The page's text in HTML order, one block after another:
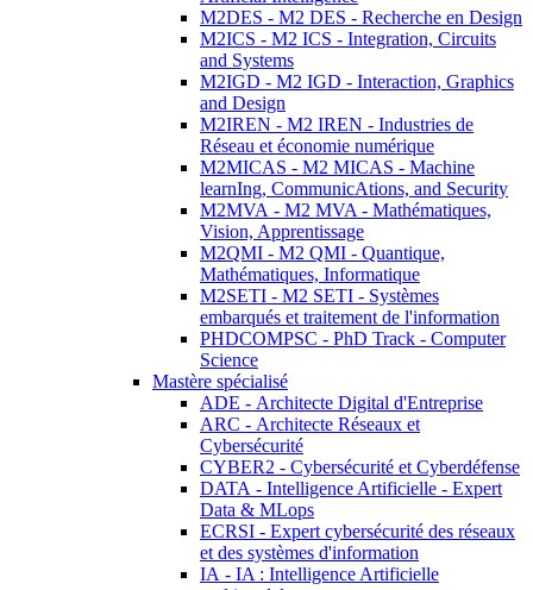
M2DES - M2 DES - Recherche en Design
M2ICS - M2 ICS - Integration, Circuits
and Systems
M2IGD - M2 IGD - Interaction, Graphics
and Design
M2IREN - M2 IREN - Industries de
Réseau et économie numérique
M2MICAS - M2 MICAS - Machine
learnIng, CommunicAtions, and Security
M2MVA - M2 MVA - Mathématiques,
Vision, Apprentissage
M2QMI - M2 QMI - Quantique,
Mathématiques, Informatique
M2SETI - M2 SETI - Systèmes
embarqués et traitement de l'information
PHDCOMPSC - PhD Track - Computer
Science
Mastère spécialisé
ADE - Architecte Digital d'Entreprise
ARC - Architecte Réseaux et
Cybersécurité
CYBER2 - Cybersécurité et Cyberdéfense
DATA - Intelligence Artificielle - Expert
Data & MLops
ECRSI - Expert cybersécurité des réseaux
et des systèmes d'information
IA - IA : Intelligence Artificielle